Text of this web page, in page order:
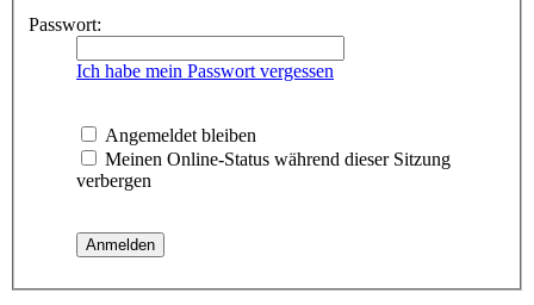
Passwort:
Ich habe mein Passwort vergessen
Angemeldet bleiben
Meinen Online-Status während dieser Sitzung
verbergen